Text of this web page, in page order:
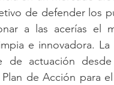
de defender los
a las acerías el
e innovadora.
de actuación
de Acción para